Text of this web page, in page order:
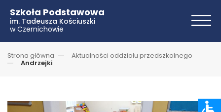
Szkoła Podstawowa
im. Tadeusza Kościuszki
w Czernichowie
Strona główna Aktualności oddziału przedszkolnego
Andrzejki